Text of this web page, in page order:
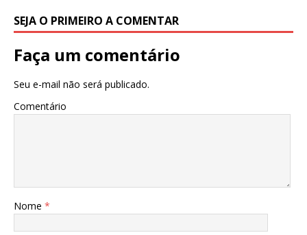
SEJA O PRIMEIRO A COMENTAR
Faça um comentário
Seu e-mail não será publicado.
Comentário
Nome *